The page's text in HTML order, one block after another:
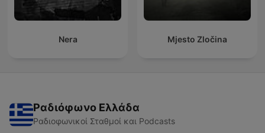
Nera Mjesto Zločina
Ραδιόφωνο Ελλάδα
Ραδιοφωνικοί Σταθμοί και Podcasts